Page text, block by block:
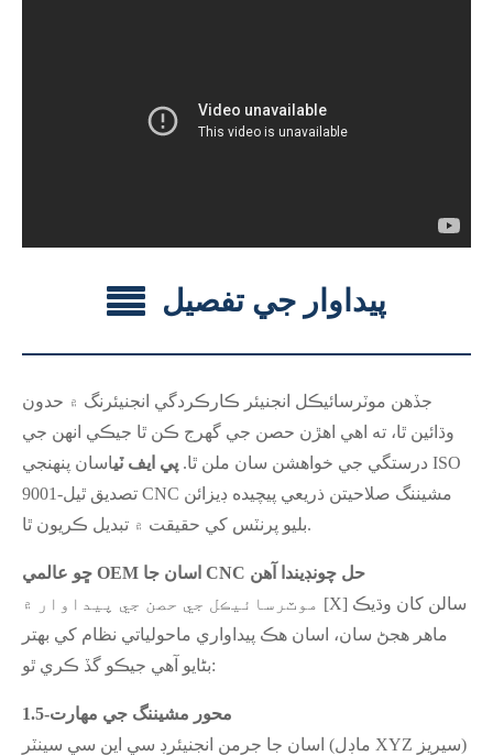
پيداوار جي تفصيل
جڏهن موٽرسائيڪل انجنيئر ڪارڪردگي انجنيئرنگ ۾ حدون
وڌائين ٿا، ته اهي اهڙن حصن جي گهرج ڪن ٿا جيڪي انهن جي
درستگي جي خواهشن سان ملن ٿا. پي ايف ٽياسان پنهنجي ISO
9001-تصديق ٿيل CNC مشيننگ صلاحيتن ذريعي پيچيده ڊيزائن
بليو پرنٽس کي حقيقت ۾ تبديل ڪريون ٿا.
ڇو عالمي OEM اسان جا CNC حل چونڊيندا آهن
موٽرسائيڪل جي حصن جي پيداوار ۾ [X] سالن کان وڌيڪ
ماهر هجڻ سان، اسان هڪ پيداواري ماحولياتي نظام کي بهتر
بڻايو آهي جيڪو گڏ ڪري ٿو:
1.
5-محور مشيننگ جي مهارت
اسان جا جرمن انجنيئرڊ سي اين سي سينٽر (ماڊل XYZ سيريز)